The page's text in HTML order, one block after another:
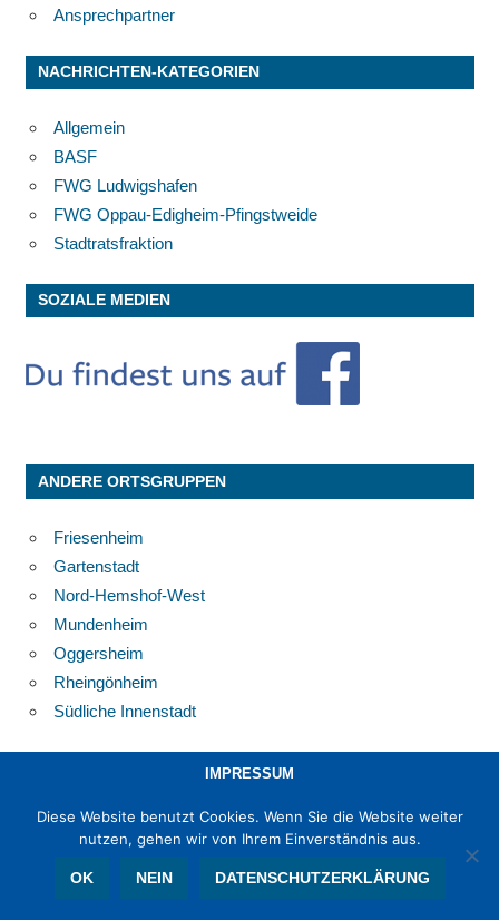
Ansprechpartner
NACHRICHTEN-KATEGORIEN
Allgemein
BASF
FWG Ludwigshafen
FWG Oppau-Edigheim-Pfingstweide
Stadtratsfraktion
SOZIALE MEDIEN
ANDERE ORTSGRUPPEN
Friesenheim
Gartenstadt
Nord-Hemshof-West
Mundenheim
Oggersheim
Rheingönheim
Südliche Innenstadt
IMPRESSUM
DATENSCHUTZERKLÄRUNG
© 2019 -2026 FWG Ludwigshafen e. V. - Mitglied imLandesverband
Diese Website benutzt Cookies. Wenn Sie die Website weiter
nutzen, gehen wir von Ihrem Einverständnis aus.
OK NEIN DATENSCHUTZERKLÄRUNG